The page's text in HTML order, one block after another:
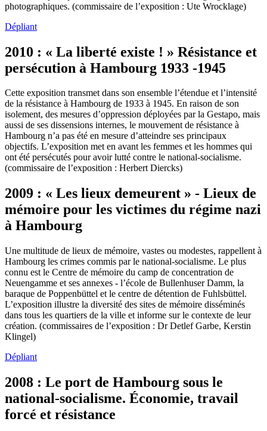
photographiques. (commissaire de l’exposition : Ute Wrocklage)
Dépliant
2010 : « La liberté existe ! » Résistance et
persécution à Hambourg 1933 -1945
Cette exposition transmet dans son ensemble l’étendue et l’intensité
de la résistance à Hambourg de 1933 à 1945. En raison de son
isolement, des mesures d’oppression déployées par la Gestapo, mais
aussi de ses dissensions internes, le mouvement de résistance à
Hambourg n’a pas été en mesure d’atteindre ses principaux
objectifs. L’exposition met en avant les femmes et les hommes qui
ont été persécutés pour avoir lutté contre le national-socialisme.
(commissaire de l’exposition : Herbert Diercks)
2009 : « Les lieux demeurent » - Lieux de
mémoire pour les victimes du régime nazi
à Hambourg
Une multitude de lieux de mémoire, vastes ou modestes, rappellent à
Hambourg les crimes commis par le national-socialisme. Le plus
connu est le Centre de mémoire du camp de concentration de
Neuengamme et ses annexes - l’école de Bullenhuser Damm, la
baraque de Poppenbüttel et le centre de détention de Fuhlsbüttel.
L’exposition illustre la diversité des sites de mémoire disséminés
dans tous les quartiers de la ville et informe sur le contexte de leur
création. (commissaires de l’exposition : Dr Detlef Garbe, Kerstin
Klingel)
Dépliant
2008 : Le port de Hambourg sous le
national-socialisme. Économie, travail
forcé et résistance